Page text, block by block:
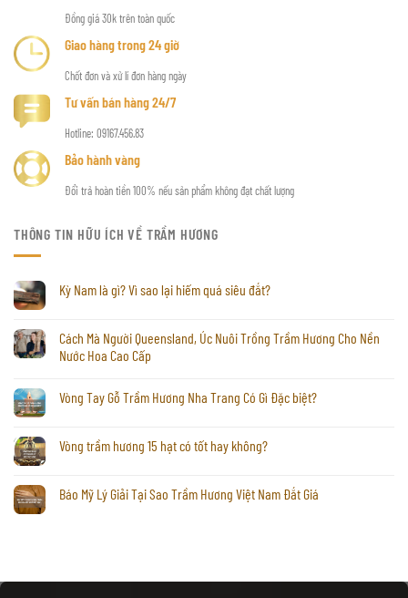
Đồng giá 30k trên toàn quốc
Giao hàng trong 24 giờ
Chốt đơn và xử lí đơn hàng ngày
Tư vấn bán hàng 24/7
Hotline: 09167.456.83
Bảo hành vàng
Đổi trả hoàn tiền 100% nếu sản phẩm không đạt chất lượng
THÔNG TIN HỮU ÍCH VỀ TRẦM HƯƠNG
Kỳ Nam là gì? Vì sao lại hiếm quá siêu đắt?
Cách Mà Người Queensland, Úc Nuôi Trồng Trầm Hương Cho Nền
Nước Hoa Cao Cấp
Vòng Tay Gỗ Trầm Hương Nha Trang Có Gì Đặc biệt?
Vòng trầm hương 15 hạt có tốt hay không?
Báo Mỹ Lý Giải Tại Sao Trầm Hương Việt Nam Đắt Giá